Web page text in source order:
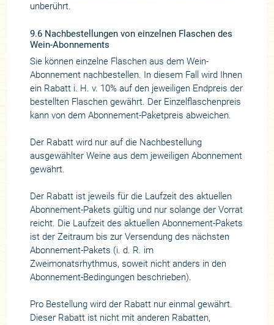
unberührt.
9.6 Nachbestellungen von einzelnen Flaschen des
Wein-Abonnements
Sie können einzelne Flaschen aus dem Wein-
Abonnement nachbestellen. In diesem Fall wird Ihnen
ein Rabatt i. H. v. 10% auf den jeweiligen Endpreis der
bestellten Flaschen gewährt. Der Einzelflaschenpreis
kann von dem Abonnement-Paketpreis abweichen.
Der Rabatt wird nur auf die Nachbestellung
ausgewählter Weine aus dem jeweiligen Abonnement
gewährt.
Der Rabatt ist jeweils für die Laufzeit des aktuellen
Abonnement-Pakets gültig und nur solange der Vorrat
reicht. Die Laufzeit des aktuellen Abonnement-Pakets
ist der Zeitraum bis zur Versendung des nächsten
Abonnement-Pakets (i. d. R. im
Zweimonatsrhythmus, soweit nicht anders in den
Abonnement-Bedingungen beschrieben).
Pro Bestellung wird der Rabatt nur einmal gewährt.
Dieser Rabatt ist nicht mit anderen Rabatten,